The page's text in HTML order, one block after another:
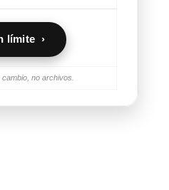
límite ›
no archivos.